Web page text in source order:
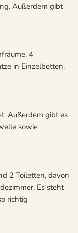
Außerdem gibt
4
in Einzelbetten.
Außerdem gibt es
sowie
2 Toiletten, davon
Es steht
richtig